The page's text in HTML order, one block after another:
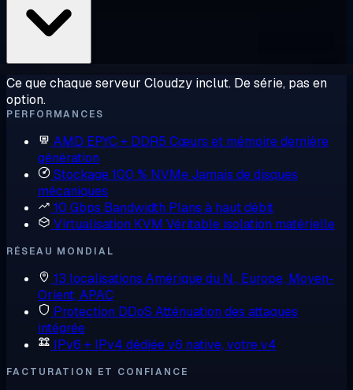
Ce que chaque serveur Cloudzy inclut. De série, pas en
option.
PERFORMANCES
AMD EPYC + DDR5 Cœurs et mémoire dernière
génération
Stockage 100 % NVMeJamais de disques
mécaniques
10 Gbps Bandwidth Plans à haut débit
Virtualisation KVM Véritable isolation matérielle
RÉSEAU MONDIAL
13 localisations Amérique du N., Europe, Moyen-
Orient, APAC
Protection DDoS Atténuation des attaques
intégrée
IPv6 + IPv4 dédiéev6 native, votre v4
FACTURATION ET CONFIANCE